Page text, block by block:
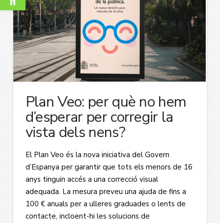
Plan Veo: per què no hem
d’esperar per corregir la
vista dels nens?
El Plan Veo és la nova iniciativa del Govern
d’Espanya per garantir que tots els menors de 16
anys tinguin accés a una correcció visual
adequada. La mesura preveu una ajuda de fins a
100 € anuals per a ulleres graduades o lents de
contacte, incloent-hi les solucions de